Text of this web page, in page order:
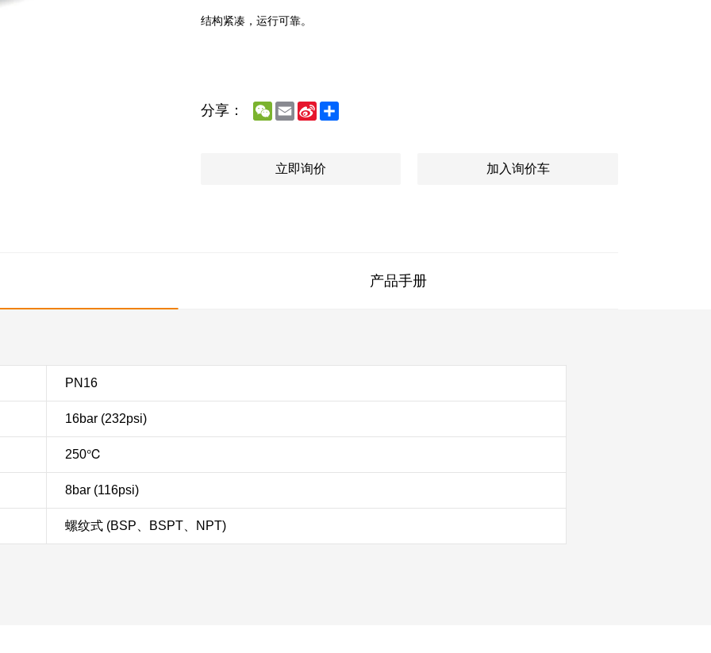
结构紧凑，运行可靠。
分享： WeChat
EmailSina
Weibo
Share
立即询价 加入询价车
产品手册
PN16
16bar (232psi)
250℃
8bar (116psi)
螺纹式 (BSP、BSPT、NPT)